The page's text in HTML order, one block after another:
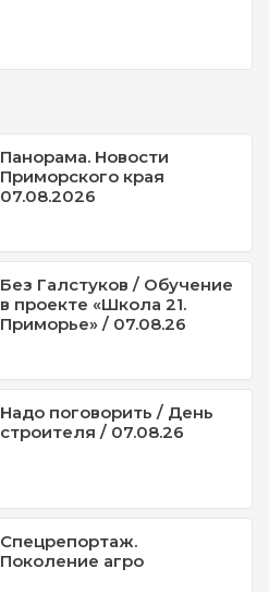
Панорама. Новости
Приморского края
07.08.2026
Без Галстуков / Обучение
в проекте «Школа 21.
Приморье» / 07.08.26
Надо поговорить / День
строителя / 07.08.26
Спецрепортаж.
Поколение агро